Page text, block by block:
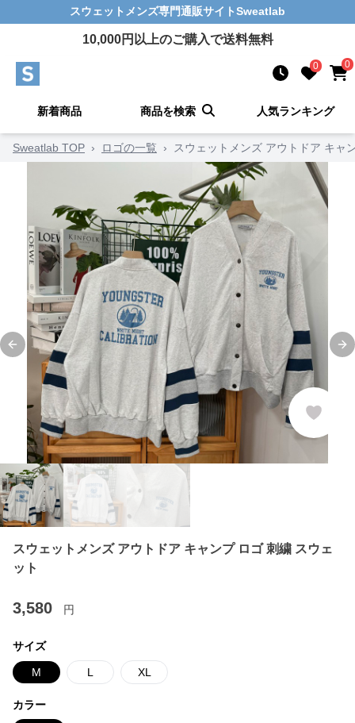
スウェットメンズ専門通販サイトSweatlab
10,000円以上のご購入で送料無料
0 0
新着商品 商品を検索 人気ランキング
Sweatlab TOP › ロゴの一覧 › スウェットメンズ アウトドア キャ
Previous slide
スウェットメンズ アウトドア キャンプ ロゴ 刺繍 スウェ
ット
3,580 円
サイズ
M L XL
カラー